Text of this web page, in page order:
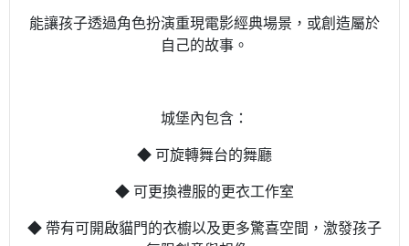
能讓孩子透過角色扮演重現電影經典場景，或創造屬於
自己的故事。
城堡內包含：
◆ 可旋轉舞台的舞廳
◆ 可更換禮服的更衣工作室
◆ 帶有可開啟貓門的衣櫥以及更多驚喜空間，激發孩子